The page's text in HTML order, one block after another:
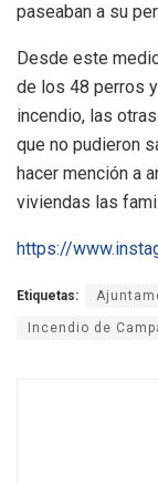
paseaban a su
Desde este
de los 48 perros
incendio, las
que no pudieron
hacer mención a
viviendas las
https://
Etiquetas:
Incendio de